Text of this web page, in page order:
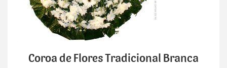
Coroa de Flores Tradicional Branca